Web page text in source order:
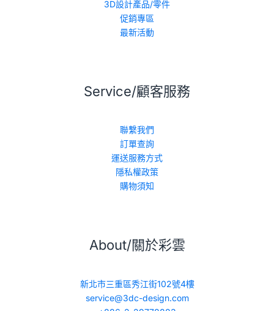
3D設計產品/零件
促銷專區
最新活動
Service/顧客服務
聯繫我們
訂單查詢
運送服務方式
隱私權政策
購物須知
About/關於彩雲
新北市三重區秀江街102號4樓
service@3dc-design.com